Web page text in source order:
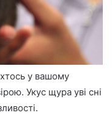
у вашому
Укус щура уві сні